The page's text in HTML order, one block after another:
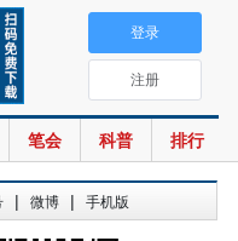
笔会 科普 排行
登录
注册
| 微博 | 手机版